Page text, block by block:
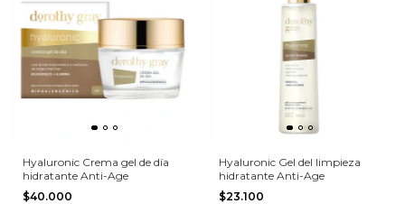
Hyaluronic Crema gel de día
hidratante Anti-Age
$40.000
Hyaluronic Gel del limpieza
hidratante Anti-Age
$23.100